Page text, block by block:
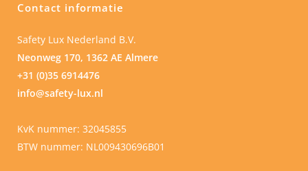
Contact informatie
Safety Lux Nederland B.V.
Neonweg 170, 1362 AE Almere
+31 (0)35 6914476
info@safety-lux.nl
KvK nummer: 32045855
BTW nummer: NL009430696B01